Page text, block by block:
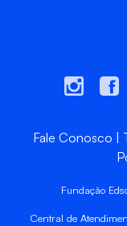
Fale Conosco
Fundação
Central de